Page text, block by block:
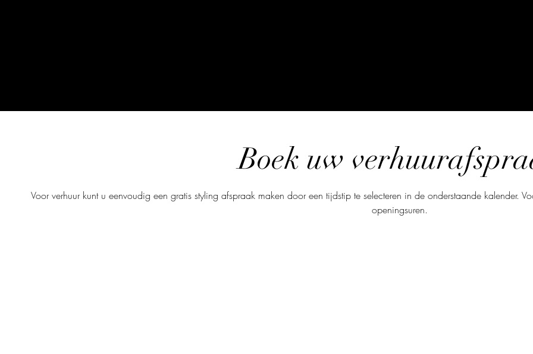
Boek uw
Voor verhuur kunt u eenvoudig een gratis styling afspraak maken door een tijdstip te selecteren in de onderstaande kalender.
openingsuren.